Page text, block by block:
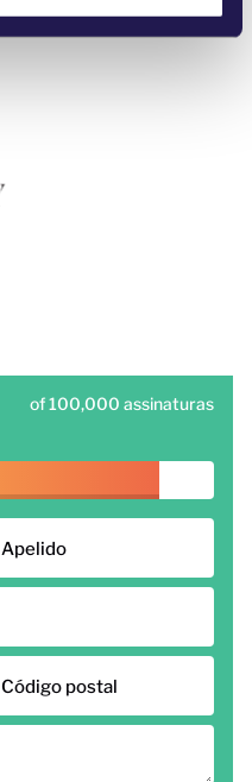
of 100,000 assinaturas
Apelido
Código postal